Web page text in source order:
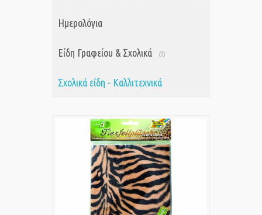
Ημερολόγια
Είδη Γραφείου & Σχολικά
Σχολικά είδη - Καλλιτεχνικά